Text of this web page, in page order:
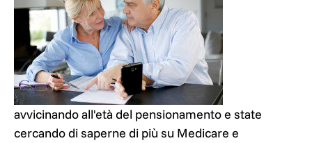
avvicinando all'età del pensionamento e state
cercando di saperne di più su Medicare e